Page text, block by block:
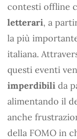
contesti offline
letterari, a
la più
italiana.
questi eventi
imperdibili da
alimentando il
anche
della FOMO in